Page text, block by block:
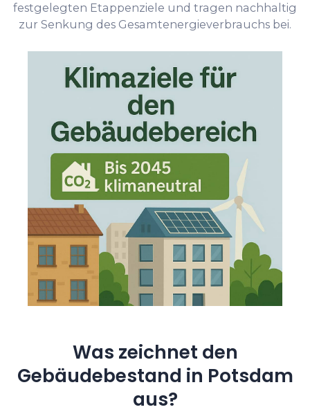
festgelegten Etappenziele und tragen nachhaltig
zur Senkung des Gesamtenergieverbrauchs bei.
Was zeichnet den
Gebäudebestand in Potsdam
aus?